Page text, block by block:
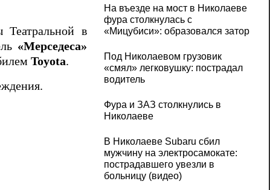
Театральной в
«Мерседеса»
Toyota.
На въезде на мост в Николаеве
фура столкнулась с
«Мицубиси»: образовался затор
Под Николаевом грузовик
«смял» легковушку: пострадал
водитель
Фура и ЗАЗ столкнулись в
Николаеве
В Николаеве Subaru сбил
мужчину на электросамокате:
пострадавшего увезли в
больницу (видео)